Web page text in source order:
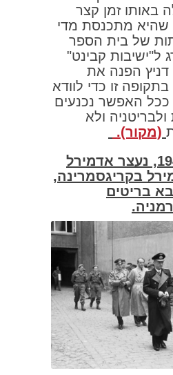
באותו זמן קצר
שהיא מתכנסת מדי
של בית הספר
ל"ישיבות קבינט"
הפנה את
זו כדי לוודא
ככל האפשר נכנעים
ולא
(מקור).
ב-23 במאי 1945, נעצר אדמירל
בקריגסמרינה,
בריטים